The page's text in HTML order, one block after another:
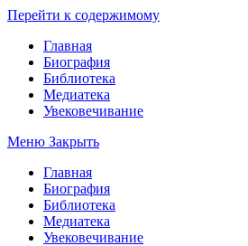
Перейти к содержимому
Главная
Биография
Библиотека
Медиатека
Увековечивание
Меню Закрыть
Главная
Биография
Библиотека
Медиатека
Увековечивание